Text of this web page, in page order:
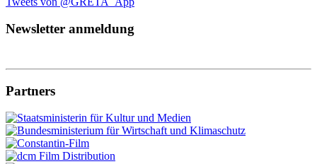
Newsletter anmeldung
Partners